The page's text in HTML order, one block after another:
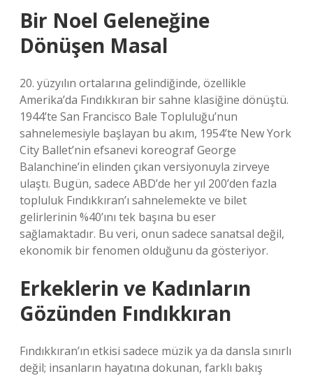
Bir Noel Geleneğine
Dönüşen Masal
20. yüzyılın ortalarına gelindiğinde, özellikle
Amerika’da Fındıkkıran bir sahne klasiğine dönüştü.
1944’te San Francisco Bale Topluluğu’nun
sahnelemesiyle başlayan bu akım, 1954’te New York
City Ballet’nin efsanevi koreograf George
Balanchine’in elinden çıkan versiyonuyla zirveye
ulaştı. Bugün, sadece ABD’de her yıl 200’den fazla
topluluk Fındıkkıran’ı sahnelemekte ve bilet
gelirlerinin %40’ını tek başına bu eser
sağlamaktadır. Bu veri, onun sadece sanatsal değil,
ekonomik bir fenomen olduğunu da gösteriyor.
Erkeklerin ve Kadınların
Gözünden Fındıkkıran
Fındıkkıran’ın etkisi sadece müzik ya da dansla sınırlı
değil; insanların hayatına dokunan, farklı bakış